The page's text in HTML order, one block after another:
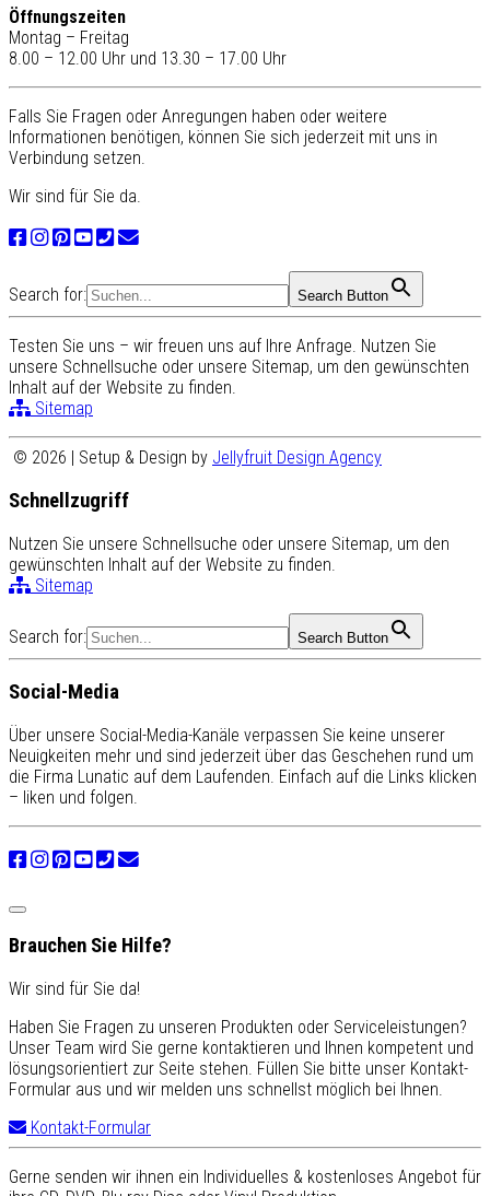
Öffnungszeiten
Montag – Freitag
8.00 – 12.00 Uhr und 13.30 – 17.00 Uhr
Falls Sie Fragen oder Anregungen haben oder weitere
Informationen benötigen, können Sie sich jederzeit mit uns in
Verbindung setzen.
Wir sind für Sie da.
Search for: Search Button
Testen Sie uns – wir freuen uns auf Ihre Anfrage. Nutzen Sie
unsere Schnellsuche oder unsere Sitemap, um den gewünschten
Inhalt auf der Website zu finden.
Sitemap
© 2026 | Setup & Design by Jellyfruit Design Agency
Schnellzugriff
Nutzen Sie unsere Schnellsuche oder unsere Sitemap, um den
gewünschten Inhalt auf der Website zu finden.
Sitemap
Search for: Search Button
Social-Media
Über unsere Social-Media-Kanäle verpassen Sie keine unserer
Neuigkeiten mehr und sind jederzeit über das Geschehen rund um
die Firma Lunatic auf dem Laufenden. Einfach auf die Links klicken
– liken und folgen.
Brauchen Sie Hilfe?
Wir sind für Sie da!
Haben Sie Fragen zu unseren Produkten oder Serviceleistungen?
Unser Team wird Sie gerne kontaktieren und Ihnen kompetent und
lösungsorientiert zur Seite stehen. Füllen Sie bitte unser Kontakt-
Formular aus und wir melden uns schnellst möglich bei Ihnen.
Kontakt-Formular
Gerne senden wir ihnen ein Individuelles & kostenloses Angebot für